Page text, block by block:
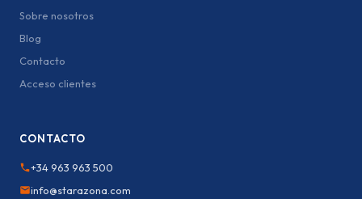
Sobre nosotros
Blog
Contacto
Acceso clientes
CONTACTO
+34 963 963 500
info@starazona.com